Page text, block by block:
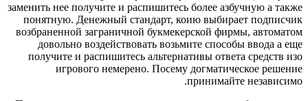
заменить нее получите и распишитесь более азбучную а также
понятную. Денежный стандарт, коию выбирает подписчик
возбраненной заграничной букмекерской фирмы, автоматом
довольно воздействовать возьмите способы ввода а еще
получите и распишитесь альтернативы ответа средств изо
игрового немерено. Посему догматическое решение
принимайте независимо.